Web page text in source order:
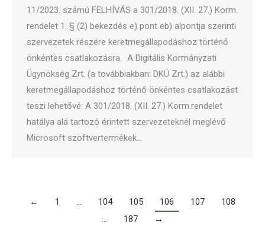
11/2023. számú FELHÍVÁS a 301/2018. (XII. 27.) Korm.
rendelet 1. § (2) bekezdés e) pont eb) alpontja szerinti
szervezetek részére keretmegállapodáshoz történő
önkéntes csatlakozásra A Digitális Kormányzati
Ügynökség Zrt. (a továbbiakban: DKÜ Zrt.) az alábbi
keretmegállapodáshoz történő önkéntes csatlakozást
teszi lehetővé: A 301/2018. (XII. 27.) Korm.rendelet
hatálya alá tartozó érintett szervezeteknél meglévő
Microsoft szoftvertermékek…
← 1 … 104 105 106 107
108
…
187 →